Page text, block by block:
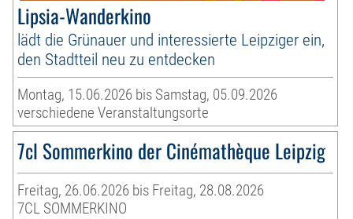
Lipsia-Wanderkino
lädt die Grünauer und interessierte Leipziger ein,
den Stadtteil neu zu entdecken
Montag, 15.06.2026 bis Samstag, 05.09.2026
verschiedene Veranstaltungsorte
7cl Sommerkino der Cinémathèque Leipzig
Freitag, 26.06.2026 bis Freitag, 28.08.2026
7CL SOMMERKINO